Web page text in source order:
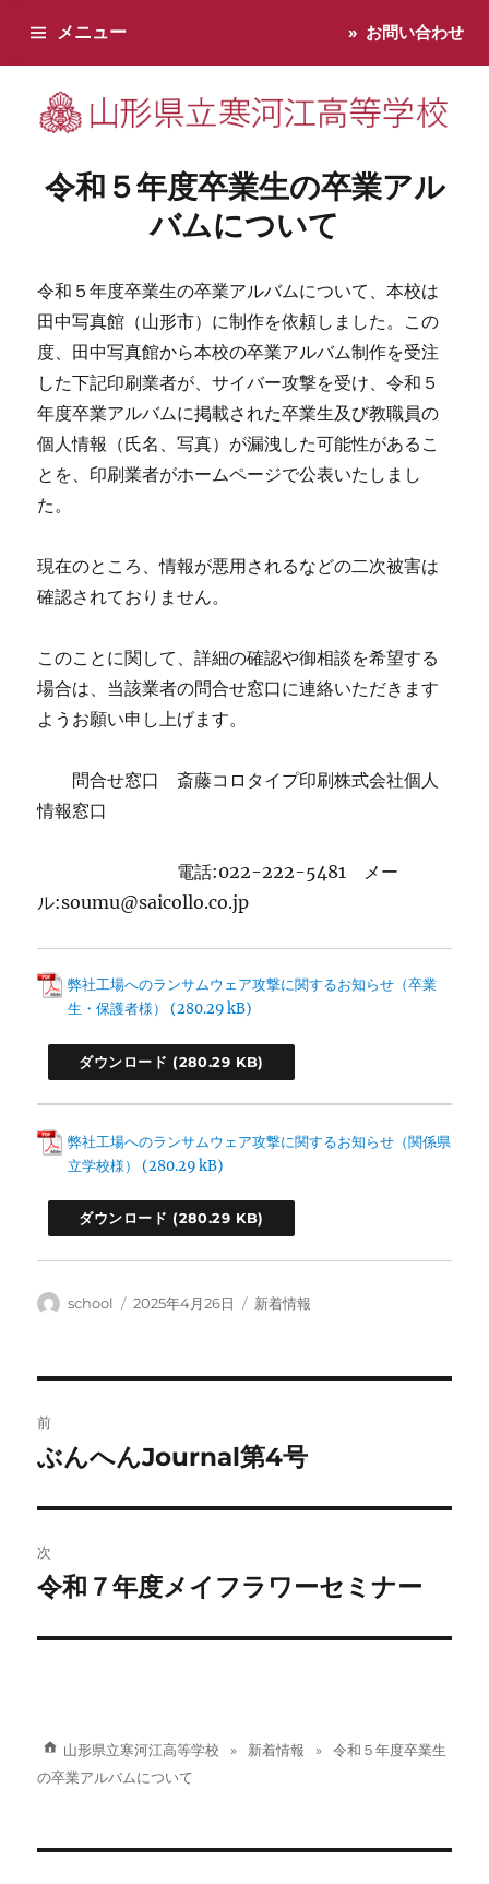
寒河江高校です。学校からのお知らせ、学校生活などお知らせし
メニュー お問い合わせ
令和５年度卒業生の卒業アル
バムについて
令和５年度卒業生の卒業アルバムについて、本校は
田中写真館（山形市）に制作を依頼しました。この
度、田中写真館から本校の卒業アルバム制作を受注
した下記印刷業者が、サイバー攻撃を受け、令和５
年度卒業アルバムに掲載された卒業生及び教職員の
個人情報（氏名、写真）が漏洩した可能性があるこ
とを、印刷業者がホームページで公表いたしまし
た。
現在のところ、情報が悪用されるなどの二次被害は
確認されておりません。
このことに関して、詳細の確認や御相談を希望する
場合は、当該業者の問合せ窓口に連絡いただきます
ようお願い申し上げます。
問合せ窓口 斎藤コロタイプ印刷株式会社個人
情報窓口
電話:022-222-5481 メー
ル:soumu@saicollo.co.jp
弊社工場へのランサムウェア攻撃に関するお知らせ（卒業
生・保護者様）
ダウンロード
弊社工場へのランサムウェア攻撃に関するお知らせ（関係県
立学校様）
ダウンロード
投
school
投
2025年4月26日
カ
新着情報
稿
ビ
ゲ
ー
ン
前
前
投
稿:
ぶんへんJournal第4号
次
次
投
令和７年度メイフラワーセミナー
山形県立寒河江高等学校 新着情報
令和５年度卒業生
の卒業アルバムについて